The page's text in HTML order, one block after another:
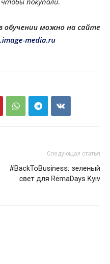
обучении можно на сайте
media.ru
Следующая статья
#BackToBusiness: зеленый
свет для RemaDays Kyiv